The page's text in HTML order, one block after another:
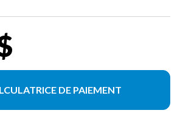
DE PAIEMENT